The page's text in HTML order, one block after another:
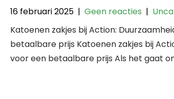
16 februari 2025 |Geen reacties |
Katoenen zakjes bij Action:
betaalbare prijs Katoenen zakjes bij
voor een betaalbare prijs Als het gaat